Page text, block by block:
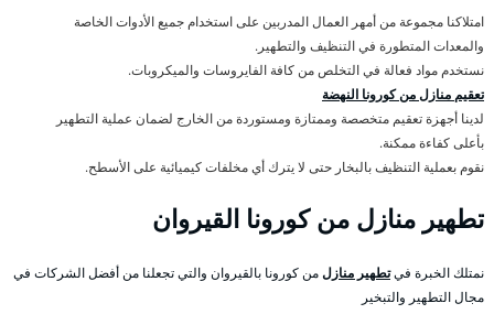
امتلاكنا مجموعة من أمهر العمال المدربين على استخدام جميع الأدوات الخاصة
والمعدات المتطورة في التنظيف والتطهير.
نستخدم مواد فعالة في التخلص من كافة الفايروسات والميكروبات.
تعقيم منازل من كورونا النهضة
لدينا أجهزة تعقيم متخصصة وممتازة ومستوردة من الخارج لضمان عملية التطهير
بأعلى كفاءة ممكنة.
نقوم بعملية التنظيف بالبخار حتى لا يترك أي مخلفات كيميائية على الأسطح.
تطهير منازل من كورونا القيروان
نمتلك الخبرة فيتطهير منازلمن كورونا بالقيروان والتي تجعلنا من أفضل الشركات في
مجال التطهير والتبخير